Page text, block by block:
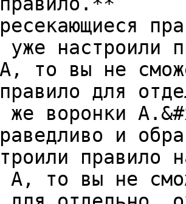
уже настроили
то вы не
для
же воронки
и
правило
А, то вы не